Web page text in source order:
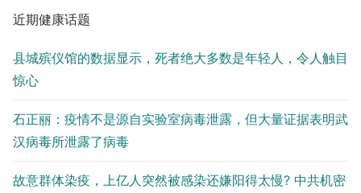
近期健康话题
县城殡仪馆的数据显示，死者绝大多数是年轻人，令人触目
惊心
石正丽：疫情不是源自实验室病毒泄露，但大量证据表明武
汉病毒所泄露了病毒
故意群体染疫，上亿人突然被感染还嫌阳得太慢? 中共机密